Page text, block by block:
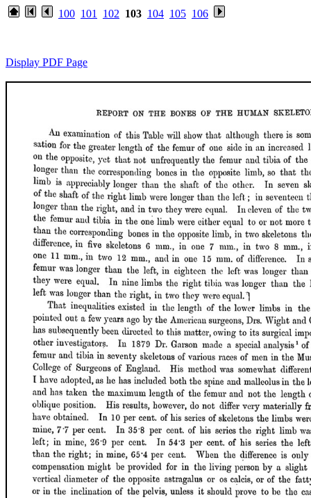
100 101 102 103 104 105 106
Display PDF Page